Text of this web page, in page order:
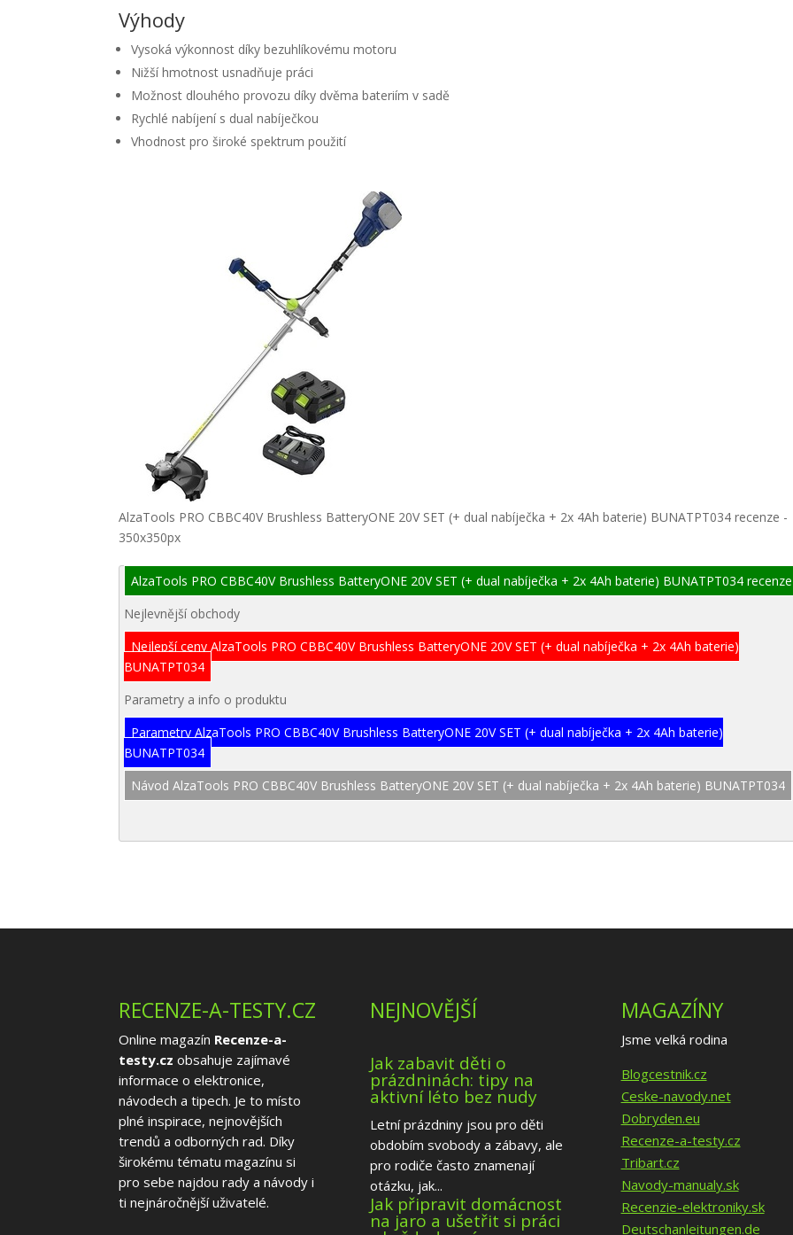
Výhody
Vysoká výkonnost díky bezuhlíkovému motoru
Nižší hmotnost usnadňuje práci
Možnost dlouhého provozu díky dvěma bateriím v sadě
Rychlé nabíjení s dual nabíječkou
Vhodnost pro široké spektrum použití
AlzaTools PRO CBBC40V Brushless BatteryONE 20V SET (+ dual nabíječka + 2x 4Ah baterie) BUNATPT034 recenze -
350x350px
AlzaTools PRO CBBC40V Brushless BatteryONE 20V SET (+ dual nabíječka + 2x 4Ah baterie) BUNATPT034 recenze
Nejlevnější obchody
Nejlepší ceny AlzaTools PRO CBBC40V Brushless BatteryONE 20V SET (+ dual nabíječka + 2x 4Ah baterie)
BUNATPT034
Parametry a info o produktu
Parametry AlzaTools PRO CBBC40V Brushless BatteryONE 20V SET (+ dual nabíječka + 2x 4Ah baterie)
BUNATPT034
Návod AlzaTools PRO CBBC40V Brushless BatteryONE 20V SET (+ dual nabíječka + 2x 4Ah baterie) BUNATPT034
RECENZE-A-TESTY.CZ
Online magazín Recenze-a-
testy.cz obsahuje zajímavé
informace o elektronice,
návodech a tipech. Je to místo
plné inspirace, nejnovějších
trendů a odborných rad. Díky
širokému tématu magazínu si
pro sebe najdou rady a návody i
ti nejnáročnější uživatelé.
NEJNOVĚJŠÍ
Jak zabavit děti o
prázdninách: tipy na
aktivní léto bez nudy
Letní prázdniny jsou pro děti
obdobím svobody a zábavy, ale
pro rodiče často znamenají
otázku, jak...
Jak připravit domácnost
na jaro a ušetřit si práci
MAGAZÍNY
Jsme velká rodina
Blogcestnik.cz
Ceske-navody.net
Dobryden.eu
Recenze-a-testy.cz
Tribart.cz
Navody-manualy.sk
Recenzie-elektroniky.sk
Deutschanleitungen.de